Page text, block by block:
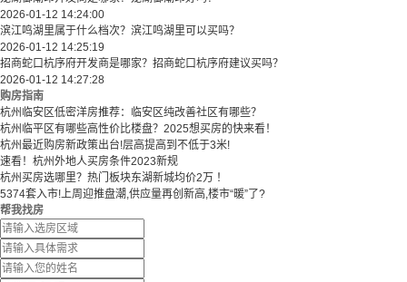
2026-01-12 14:24:00
滨江鸣湖里属于什么档次？滨江鸣湖里可以买吗？
2026-01-12 14:25:19
招商蛇口杭序府开发商是哪家？招商蛇口杭序府建议买吗？
2026-01-12 14:27:28
购房指南
杭州临安区低密洋房推荐：临安区纯改善社区有哪些？
​​杭州临平区有哪些高性价比楼盘？2025想买房的快来看！​
杭州最近购房新政策出台!层高提高到不低于3米!
速看！杭州外地人买房条件2023新规
杭州买房选哪里？热门板块东湖新城均价2万 ！
5374套入市!上周迎推盘潮,供应量再创新高,楼市“暖”了?
帮我找房